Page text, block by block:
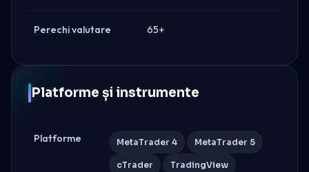
Perechi valutare 65+
Platforme și instrumente
Platforme MetaTrader 4 MetaTrader 5
cTrader TradingView